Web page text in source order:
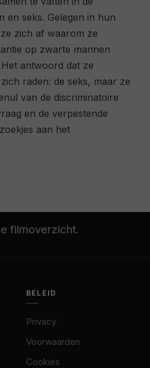
en seks. Gelegen in hun
zich af waarom ze
op zwarte mannen
antwoord dat ze
raden: de seks, maar ze
van de discriminatoire
en de verpestende
aan het
filmoverzicht.
BELEID
Privacy
Voorwaarden
Cookies